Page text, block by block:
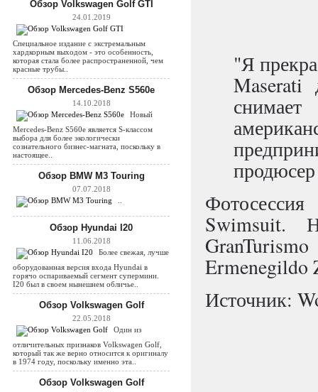
Обзор Volkswagen Golf GTI
24.01.2019
Специальное издание с экстремальным
хардкорным выходом - это особенность,
которая стала более распространенной, чем
красные трубы..
Обзор Mercedes-Benz S560e
14.10.2018
Новый
Mercedes-Benz S560e является S-классом
выбора для более экологически
сознательного бизнес-магната, поскольку в
настоящее..
Обзор BMW M3 Touring
07.07.2018
Обзор Hyundai I20
11.06.2018
Более свежая, лучше
оборудованная версия входа Hyundai в
горячо оспариваемый сегмент супермини.
I20 был в своем нынешнем обличье..
Обзор Volkswagen Golf
22.05.2018
Один из
отличительных признаков Volkswagen Golf,
который так же верно относится к оригиналу
в 1974 году, поскольку именно эта..
Обзор Volkswagen Golf
"Я
Maserati
продюсер
Swimsuit.
Источник: